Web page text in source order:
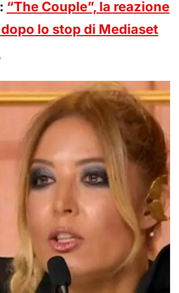
“The Couple”, la reazione
lo stop di Mediaset